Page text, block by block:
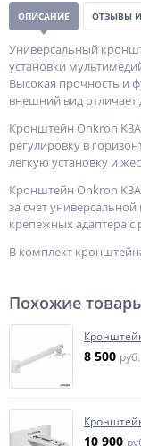
ОПИСАНИЕ ОТЗЫВЫ
Универсальный
установки
Высокая прочность и
внешний вид отличает
Кронштейн Onkron
регулировку в
легкую установку и
Кронштейн Onkron
за счет
крепежных адаптера
В комплект
Похожие
8 500 руб.
10 900